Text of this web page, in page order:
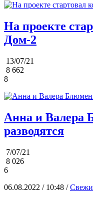
На проекте
Дом-2
13/07/21
8 662
8
Анна и Валера
разводятся
7/07/21
8 026
6
06.08.2022 / 10:48 /